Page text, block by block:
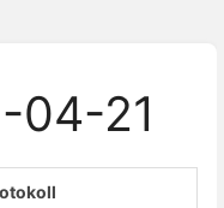
04-21